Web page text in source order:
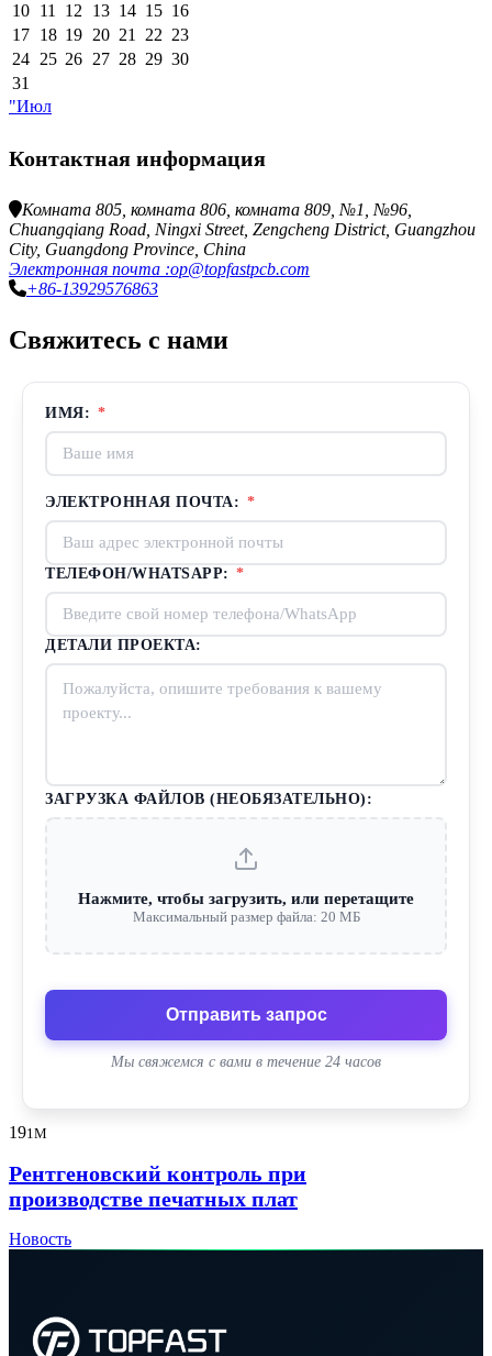
10 11 12 13 14 15 16
17 18 19 20 21 22 23
24 25 26 27 28 29 30
31
"Июл
Контактная информация
Комната 805, комната 806, комната 809, №1, №96,
Chuangqiang Road, Ningxi Street, Zengcheng District, Guangzhou
City, Guangdong Province, China
Электронная почта :op@topfastpcb.com
+86-13929576863
Свяжитесь с нами
ИМЯ: *
ЭЛЕКТРОННАЯ ПОЧТА: *
ТЕЛЕФОН/WHATSAPP: *
ДЕТАЛИ ПРОЕКТА:
ЗАГРУЗКА ФАЙЛОВ (НЕОБЯЗАТЕЛЬНО):
Нажмите, чтобы загрузить, или перетащите
Максимальный размер файла: 20 МБ
Отправить запрос
Мы свяжемся с вами в течение 24 часов
191M
Рентгеновский контроль при
производстве печатных плат
Новость